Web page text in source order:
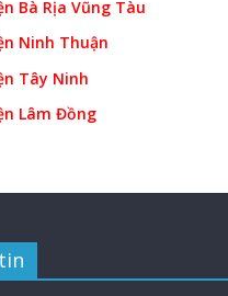
Bà Rịa Vũng Tàu
Ninh Thuận
Tây Ninh
Lâm Đồng